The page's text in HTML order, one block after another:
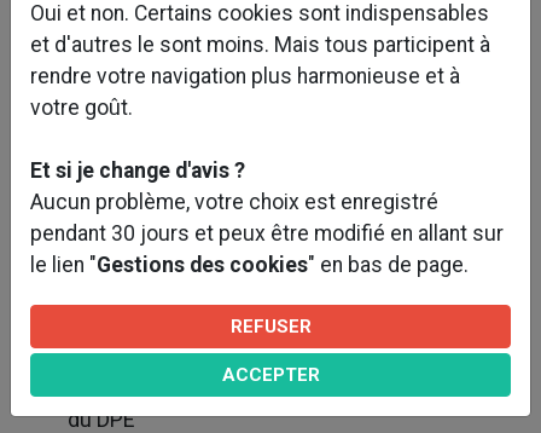
Le bâtiment compte un rez de chaussée, 4 étages en
superstructure et un niveau de sous-sol qui
comprend un parc de stationnement pour voitures en
majeurs de cette rénovation.
Nous intervenons sur ce projet pour :
La rénovation des espaces dans un état de
La mise en conformité règlementaire (sécurité
incendie, accessibilité, etc)
L’amélioration énergétique : passage en lettre C
du DPE
Oui et non. Certains cookies sont indispensables
et d'autres le sont moins. Mais tous participent à
rendre votre navigation plus harmonieuse et à
votre goût.
Et si je change d'avis ?
Aucun problème, votre choix est enregistré
pendant 30 jours et peux être modifié en allant sur
le lien "Gestions des cookies" en bas de page.
REFUSER
ACCEPTER